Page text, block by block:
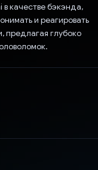
качестве бэкэнда,
и реагировать
предлагая глубоко